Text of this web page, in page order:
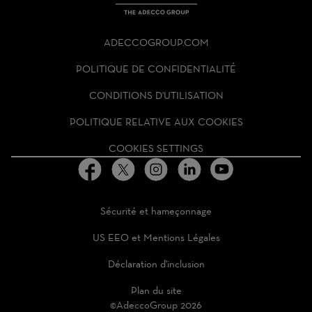
GROUP
HOMEPAGE
ADECCOGROUP.COM
POLITIQUE DE CONFIDENTIALITÉ
CONDITIONS D'UTILISATION
POLITIQUE RELATIVE AUX COOKIES
COOKIES SETTINGS
Sécurité et hameçonnage
US EEO et Mentions Légales
Déclaration d'inclusion
Plan du site
©AdeccoGroup 2026